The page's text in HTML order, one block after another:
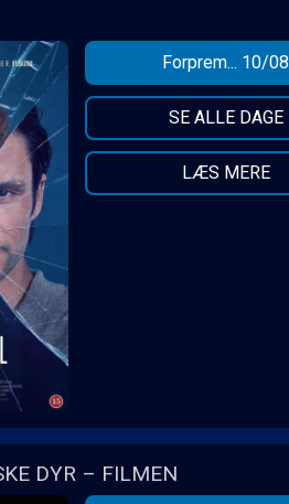
Forprem... 10/08
SE ALLE DAGE
LÆS MERE
DYR – FILMEN